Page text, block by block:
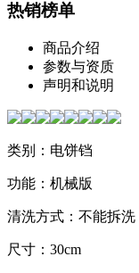
热销榜单
商品介绍
参数与资质
声明和说明
类别：电饼铛
功能：机械版
清洗方式：不能拆洗
尺寸：30cm